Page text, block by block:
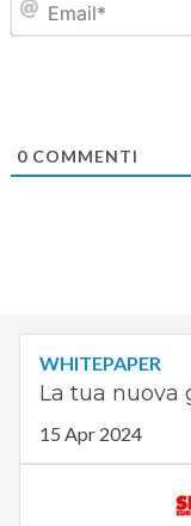
0COMMENTI
WHITEPAPER
La tua nuova
15 Apr 2024